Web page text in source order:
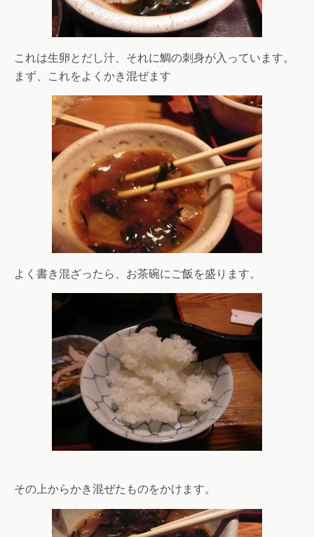
これは生卵とだし汁、それに鯛の刺身が入っています。
まず、これをよくかき混ぜます
よく書き混ざったら、お茶碗にご飯を盛ります。
その上からかき混ぜたものをかけます。